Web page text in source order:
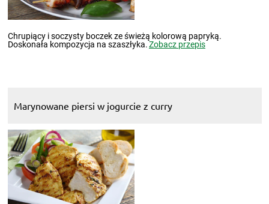
Chrupiący i soczysty boczek ze świeżą kolorową papryką.
Doskonała kompozycja na szaszłyka.Zobacz przepis
Marynowane piersi w jogurcie z curry